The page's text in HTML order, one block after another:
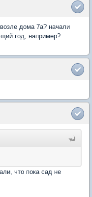
дома 7а? начали
год, например?
что пока сад не